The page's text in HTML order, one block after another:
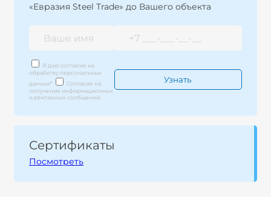
«Евразия Steel Trade» до Вашего объекта
Я даю согласие на
обработку персональных
данных*
Согласие на
получение информационных
и рекламных сообщений
Сертификаты
Посмотреть